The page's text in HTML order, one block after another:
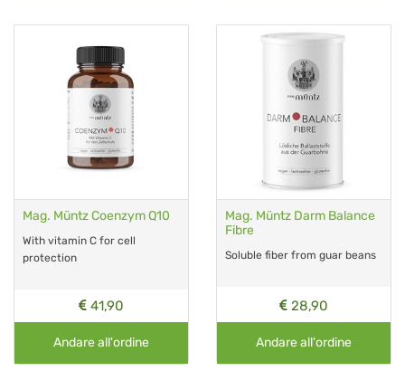
Mag. Müntz Coenzym Q10
With vitamin C for cell
protection
41,90
Andare all'ordine
Mag. Müntz Darm Balance
Fibre
Soluble fiber from guar beans
28,90
Andare all'ordine